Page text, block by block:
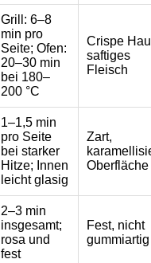
Grill: 6–8
min pro
Seite; Ofen:
20–30 min
bei 180–
200 °C
Crispe
saftiges
Fleisch
1–1,5 min
pro Seite
bei starker
Hitze; Innen
leicht glasig
Zart,
Oberfläche
2–3 min
insgesamt;
rosa und
fest
Fest, nicht
gummiartig